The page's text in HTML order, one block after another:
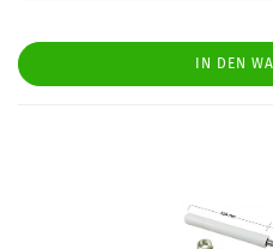
IN DEN